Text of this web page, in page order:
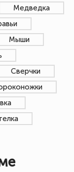
Медведка
Мыши
Сверчки